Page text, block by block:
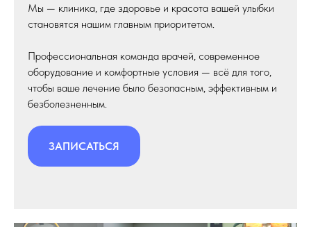
Мы — клиника, где здоровье и красота вашей улыбки
становятся нашим главным приоритетом.
Профессиональная команда врачей, современное
оборудование и комфортные условия — всё для того,
чтобы ваше лечение было безопасным, эффективным и
безболезненным.
ЗАПИСАТЬСЯ